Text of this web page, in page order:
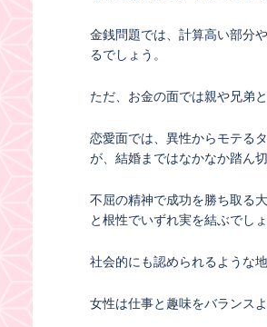
金銭問題では、計算高い部分
るでしょう。
ただ、お金の面では親や兄弟
恋愛面では、異性からモテる
が、結婚まではなかなか踏ん
不屈の精神で成功を勝ち取る
と根性でいずれ実を結ぶでし
社会的にも認められるような
女性は仕事と趣味をバランス